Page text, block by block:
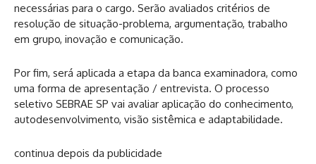
necessárias para o cargo. Serão avaliados critérios de
resolução de situação-problema, argumentação, trabalho
em grupo, inovação e comunicação.
Por fim, será aplicada a etapa da banca examinadora, como
uma forma de apresentação / entrevista. O processo
seletivo SEBRAE SP vai avaliar aplicação do conhecimento,
autodesenvolvimento, visão sistêmica e adaptabilidade.
continua depois da publicidade